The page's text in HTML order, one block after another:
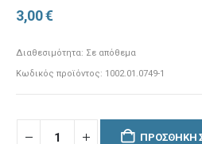
3,00€
Διαθεσιμότητα: Σε απόθεμα
Κωδικός προϊόντος: 1002.01.0749-1
ΠΡΟΣΘΉΚΗ